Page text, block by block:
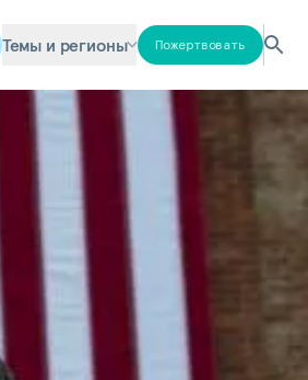
Темы и регионы Пожертвовать